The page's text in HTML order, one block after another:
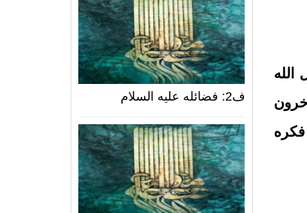
فكره
ف2: فضائله عليه السلام